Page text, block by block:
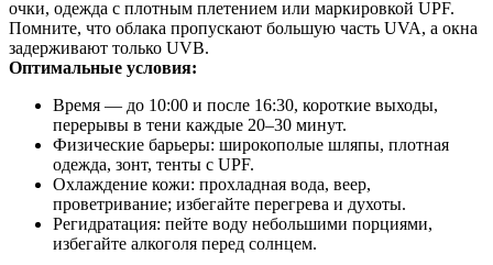
очки, одежда с плотным плетением или маркировкой UPF.
Помните, что облака пропускают большую часть UVA, а окна
задерживают только UVB.
Оптимальные условия:
Время — до 10:00 и после 16:30, короткие выходы,
перерывы в тени каждые 20–30 минут.
Физические барьеры: широкополые шляпы, плотная
одежда, зонт, тенты с UPF.
Охлаждение кожи: прохладная вода, веер,
проветривание; избегайте перегрева и духоты.
Регидратация: пейте воду небольшими порциями,
избегайте алкоголя перед солнцем.